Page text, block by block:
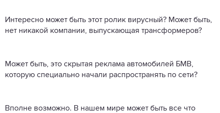
Интересно может быть этот ролик вирусный? Может быть,
нет никакой компании, выпускающая трансформеров?
Может быть, это скрытая реклама автомобилей БМВ,
которую специально начали распространять по сети?
Вполне возможно. В нашем мире может быть все что